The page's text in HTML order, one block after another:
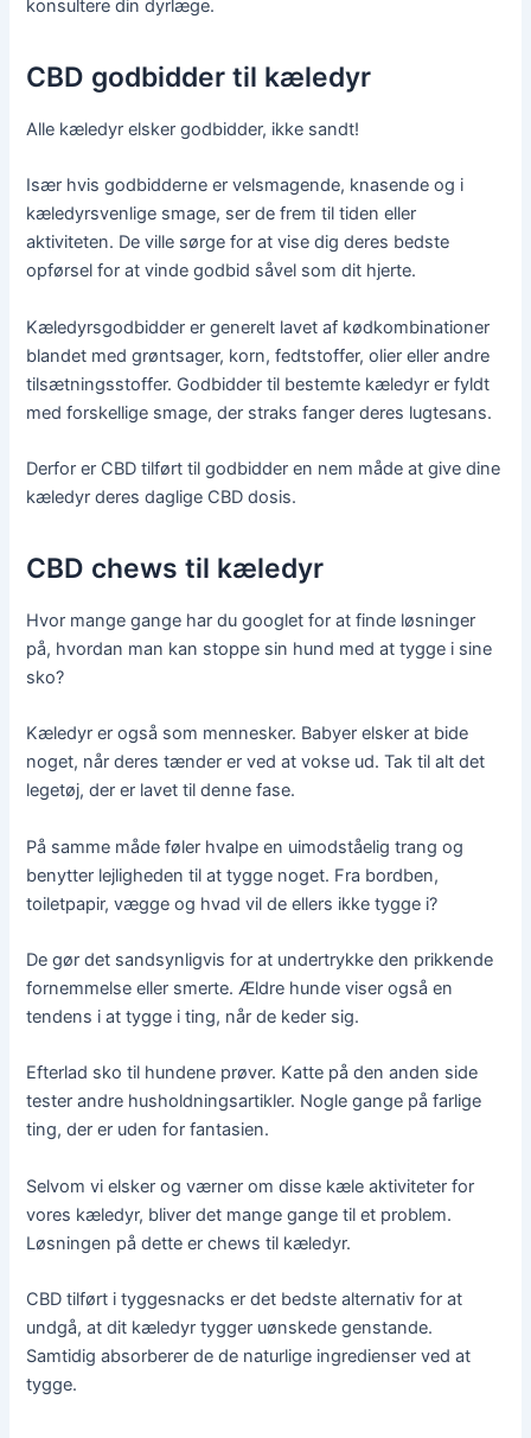
konsultere din dyrlæge.
CBD godbidder til kæledyr
Alle kæledyr elsker godbidder, ikke sandt!
Især hvis godbidderne er velsmagende, knasende og i
kæledyrsvenlige smage, ser de frem til tiden eller
aktiviteten. De ville sørge for at vise dig deres bedste
opførsel for at vinde godbid såvel som dit hjerte.
Kæledyrsgodbidder er generelt lavet af kødkombinationer
blandet med grøntsager, korn, fedtstoffer, olier eller andre
tilsætningsstoffer. Godbidder til bestemte kæledyr er fyldt
med forskellige smage, der straks fanger deres lugtesans.
Derfor er CBD tilført til godbidder en nem måde at give dine
kæledyr deres daglige CBD dosis.
CBD chews til kæledyr
Hvor mange gange har du googlet for at finde løsninger
på, hvordan man kan stoppe sin hund med at tygge i sine
sko?
Kæledyr er også som mennesker. Babyer elsker at bide
noget, når deres tænder er ved at vokse ud. Tak til alt det
legetøj, der er lavet til denne fase.
På samme måde føler hvalpe en uimodståelig trang og
benytter lejligheden til at tygge noget. Fra bordben,
toiletpapir, vægge og hvad vil de ellers ikke tygge i?
De gør det sandsynligvis for at undertrykke den prikkende
fornemmelse eller smerte. Ældre hunde viser også en
tendens i at tygge i ting, når de keder sig.
Efterlad sko til hundene prøver. Katte på den anden side
tester andre husholdningsartikler. Nogle gange på farlige
ting, der er uden for fantasien.
Selvom vi elsker og værner om disse kæle aktiviteter for
vores kæledyr, bliver det mange gange til et problem.
Løsningen på dette er chews til kæledyr.
CBD tilført i tyggesnacks er det bedste alternativ for at
undgå, at dit kæledyr tygger uønskede genstande.
Samtidig absorberer de de naturlige ingredienser ved at
tygge.